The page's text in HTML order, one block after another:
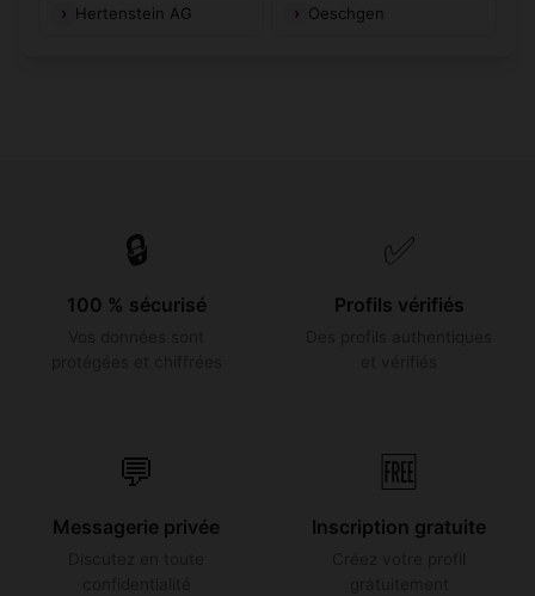
Hertenstein AG Oeschgen
🔒
100 % sécurisé
✅
Profils vérifiés
💬
Messagerie privée
🆓
Inscription gratuite